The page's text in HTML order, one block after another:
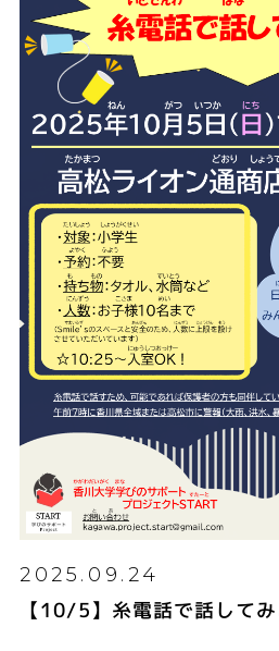
2025.09.24
【10/5】糸電話で話してみ